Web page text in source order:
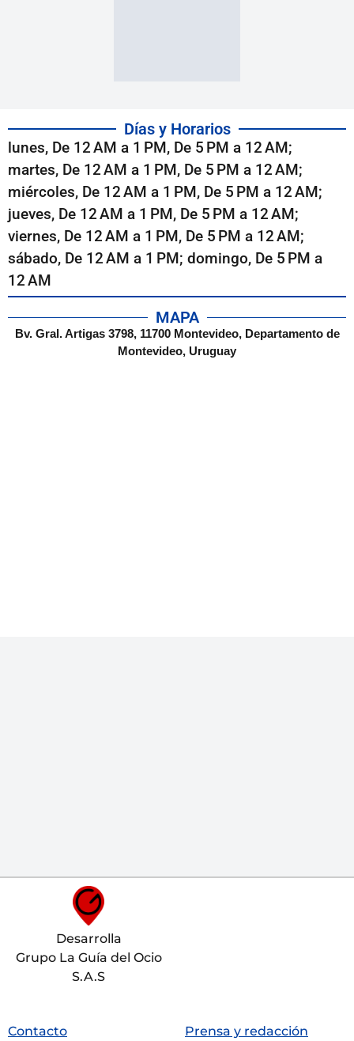
Días y Horarios
lunes, De 12 AM a 1 PM, De 5 PM a 12 AM;
martes, De 12 AM a 1 PM, De 5 PM a 12 AM;
miércoles, De 12 AM a 1 PM, De 5 PM a 12 AM;
jueves, De 12 AM a 1 PM, De 5 PM a 12 AM;
viernes, De 12 AM a 1 PM, De 5 PM a 12 AM;
sábado, De 12 AM a 1 PM; domingo, De 5 PM a
12 AM
MAPA
Bv. Gral. Artigas 3798, 11700 Montevideo, Departamento de
Montevideo, Uruguay
Desarrolla
Grupo La Guía del Ocio
S.A.S
Contacto Prensa y redacción